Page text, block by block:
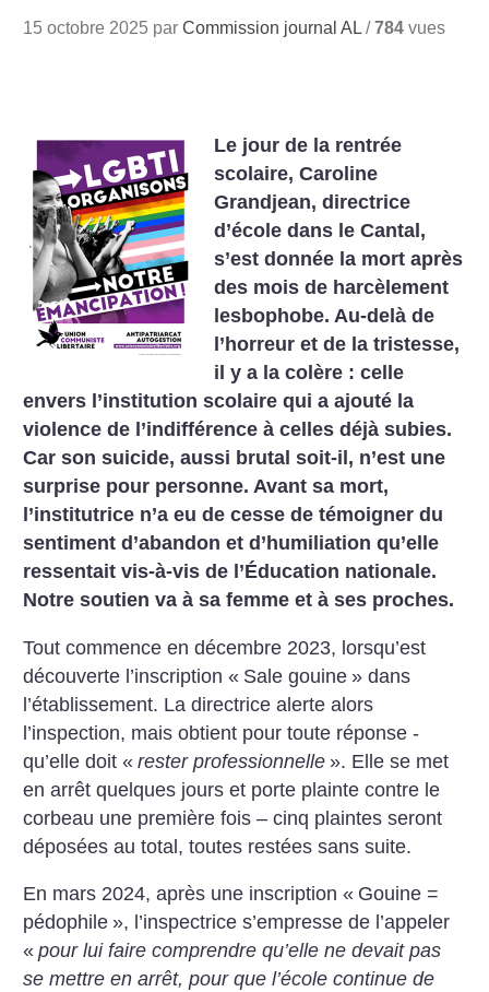
15 octobre 2025 parCommission journal AL /784 vues
Le jour de la rentrée
scolaire, Caroline
Grandjean, directrice
d’école dans le Cantal,
s’est donnée la mort après
des mois de harcèlement
lesbophobe. Au-delà de
l’horreur et de la tristesse,
il y a la colère : celle
envers l’institution scolaire qui a ajouté la
violence de l’indifférence à celles déjà subies.
Car son suicide, aussi brutal soit-il, n’est une
surprise pour personne. Avant sa mort,
l’institutrice n’a eu de cesse de témoigner du
sentiment d’abandon et d’humiliation qu’elle
ressentait vis-à-vis de l’Éducation nationale.
Notre soutien va à sa femme et à ses proches.
Tout commence en décembre 2023, lorsqu’est
découverte l’inscription « Sale gouine » dans
l’établissement. La directrice alerte alors
l’inspection, mais obtient pour toute réponse ­
qu’elle doit « rester professionnelle ». Elle se met
en arrêt quelques jours et porte plainte contre le
corbeau une première fois – cinq plaintes seront
déposées au total, toutes restées sans suite.
En mars 2024, après une inscription « Gouine =
pédophile », l’inspectrice s’empresse de l’appeler
« pour lui faire comprendre qu’elle ne devait pas
se mettre en arrêt, pour que l’école continue de